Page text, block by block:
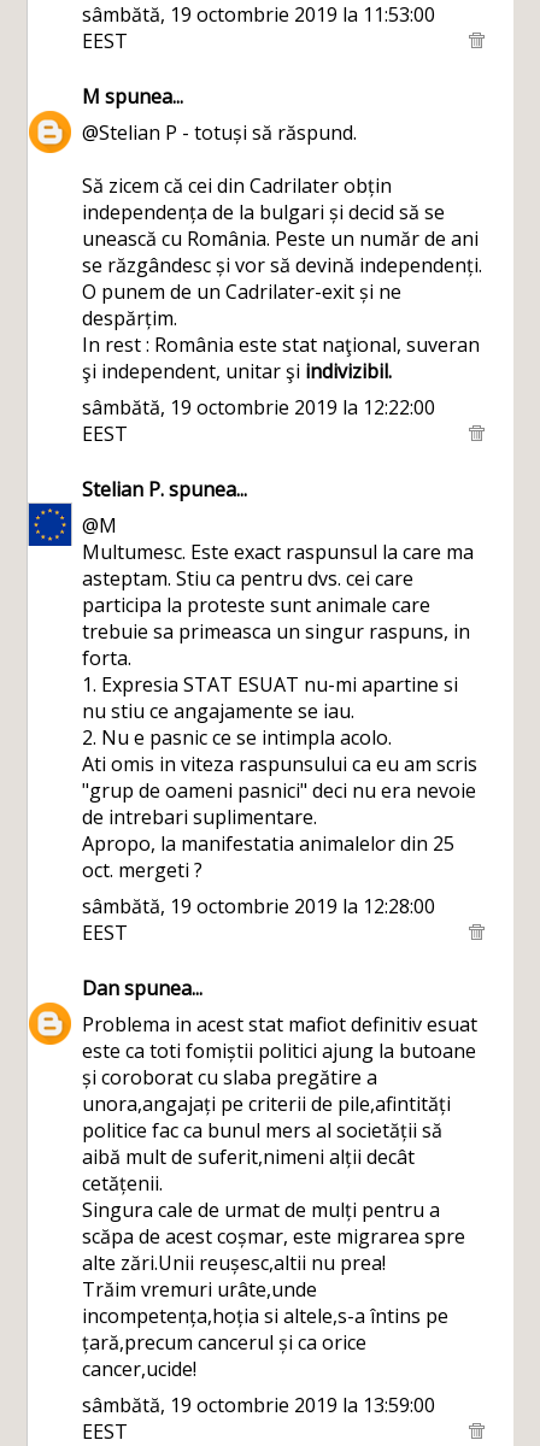
sâmbătă, 19 octombrie 2019 la 11:53:00
EEST
M spunea...
@Stelian P - totuși să răspund.
Să zicem că cei din Cadrilater obțin
independența de la bulgari și decid să se
unească cu România. Peste un număr de ani
se răzgândesc și vor să devină independenți.
O punem de un Cadrilater-exit și ne
despărțim.
In rest : România este stat naţional, suveran
şi independent, unitar şi indivizibil.
sâmbătă, 19 octombrie 2019 la 12:22:00
EEST
Stelian P.spunea...
@M
Multumesc. Este exact raspunsul la care ma
asteptam. Stiu ca pentru dvs. cei care
participa la proteste sunt animale care
trebuie sa primeasca un singur raspuns, in
forta.
1. Expresia STAT ESUAT nu-mi apartine si
nu stiu ce angajamente se iau.
2. Nu e pasnic ce se intimpla acolo.
Ati omis in viteza raspunsului ca eu am scris
"grup de oameni pasnici" deci nu era nevoie
de intrebari suplimentare.
Apropo, la manifestatia animalelor din 25
oct. mergeti ?
sâmbătă, 19 octombrie 2019 la 12:28:00
EEST
Danspunea...
Problema in acest stat mafiot definitiv esuat
este ca toti fomiștii politici ajung la butoane
și coroborat cu slaba pregătire a
unora,angajați pe criterii de pile,afintități
politice fac ca bunul mers al societății să
aibă mult de suferit,nimeni alții decât
cetățenii.
Singura cale de urmat de mulți pentru a
scăpa de acest coșmar, este migrarea spre
alte zări.Unii reușesc,altii nu prea!
Trăim vremuri urâte,unde
incompetența,hoția si altele,s-a întins pe
țară,precum cancerul și ca orice
cancer,ucide!
sâmbătă, 19 octombrie 2019 la 13:59:00
EEST